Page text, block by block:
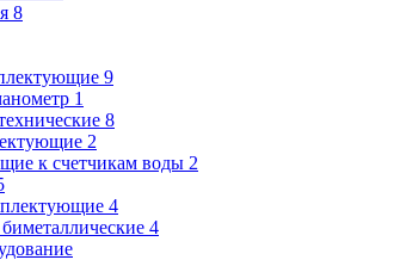
8
9
1
8
2
к счетчикам воды 2
4
4